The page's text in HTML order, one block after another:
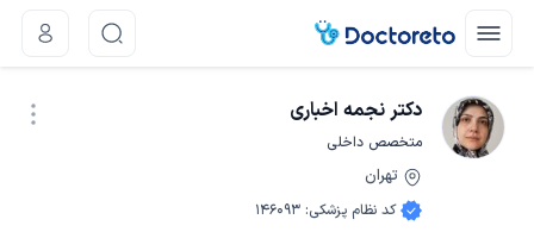
دکتر نجمه اخباری
متخصص داخلی
تهران
کد نظام پزشکی:
146093